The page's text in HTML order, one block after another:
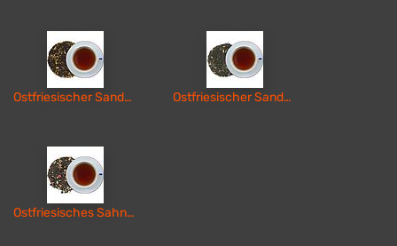
Ostfriesischer Sanddorn-Sahne Ostfriesischer Sanddorntee
Ostfriesisches Sahnefrüchtchen